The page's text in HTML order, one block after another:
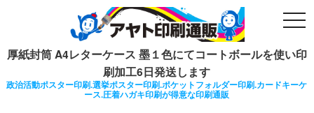
厚紙封筒 A4レターケース 墨１色にてコートボールを使い印
刷加工6日発送します
政治活動ポスター印刷.選挙ポスター印刷.ポケットフォルダー印刷.カードキーケ
ース.圧着ハガキ印刷が得意な印刷通販